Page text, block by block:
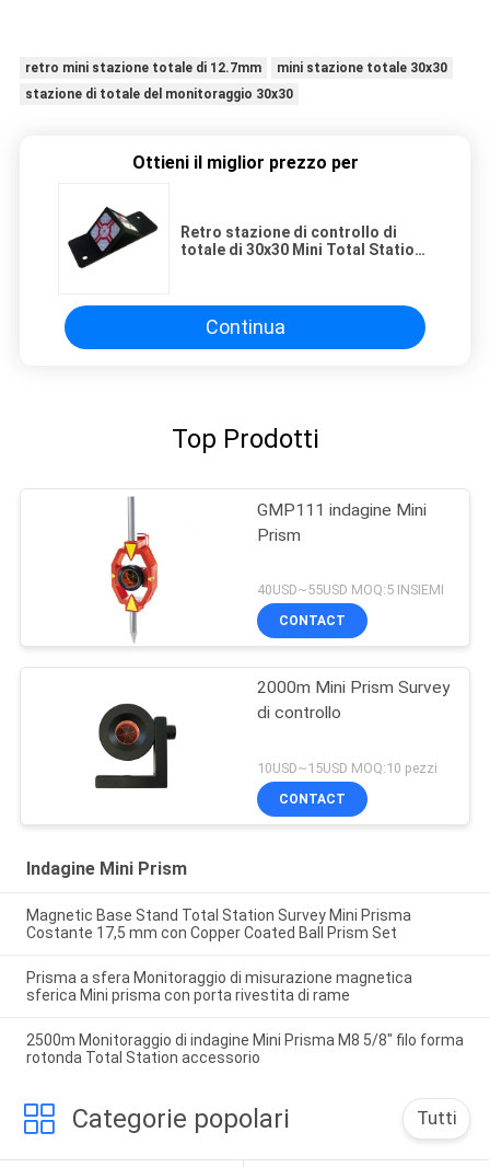
retro mini stazione totale di 12.7mm
mini stazione totale 30x30
stazione di totale del monitoraggio 30x30
Ottieni il miglior prezzo per
Retro stazione di controllo di
totale di 30x30 Mini Total Station
Continua
Top Prodotti
GMP111 indagine Mini
Prism
40USD~55USD MOQ:5 INSIEMI
CONTACT
2000m Mini Prism Survey
di controllo
10USD~15USD MOQ:10 pezzi
CONTACT
Indagine Mini Prism
Magnetic Base Stand Total Station Survey Mini Prisma
Costante 17,5 mm con Copper Coated Ball Prism Set
Prisma a sfera Monitoraggio di misurazione magnetica
sferica Mini prisma con porta rivestita di rame
2500m Monitoraggio di indagine Mini Prisma M8 5/8" filo forma
rotonda Total Station accessorio
Categorie popolari Tutti